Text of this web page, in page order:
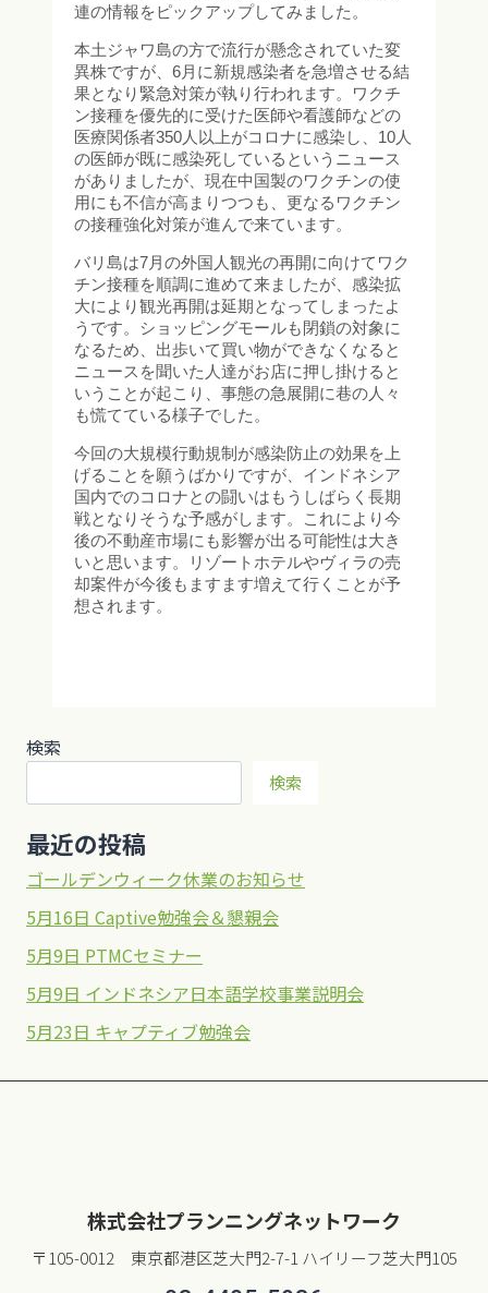
連の情報をピックアップしてみました。
本土ジャワ島の方で流行が懸念されていた変
異株ですが、6月に新規感染者を急増させる結
果となり緊急対策が執り行われます。ワクチ
ン接種を優先的に受けた医師や看護師などの
医療関係者350人以上がコロナに感染し、10人
の医師が既に感染死しているというニュース
がありましたが、現在中国製のワクチンの使
用にも不信が高まりつつも、更なるワクチン
の接種強化対策が進んで来ています。
バリ島は7月の外国人観光の再開に向けてワク
チン接種を順調に進めて来ましたが、感染拡
大により観光再開は延期となってしまったよ
うです。ショッピングモールも閉鎖の対象に
なるため、出歩いて買い物ができなくなると
ニュースを聞いた人達がお店に押し掛けると
いうことが起こり、事態の急展開に巷の人々
も慌てている様子でした。
今回の大規模行動規制が感染防止の効果を上
げることを願うばかりですが、インドネシア
国内でのコロナとの闘いはもうしばらく長期
戦となりそうな予感がします。これにより今
後の不動産市場にも影響が出る可能性は大き
いと思います。リゾートホテルやヴィラの売
却案件が今後もますます増えて行くことが予
想されます。
検索
検索
最近の投稿
ゴールデンウィーク休業のお知らせ
5月16日 Captive勉強会＆懇親会
5月9日 PTMCセミナー
5月9日 インドネシア日本語学校事業説明会
5月23日 キャプティブ勉強会
株式会社プランニングネットワーク
〒105-0012 東京都港区芝大門2-7-1 ハイリーフ芝大門105